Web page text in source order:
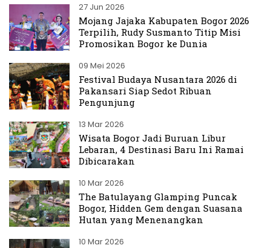
27 Jun 2026
Mojang Jajaka Kabupaten Bogor 2026
Terpilih, Rudy Susmanto Titip Misi
Promosikan Bogor ke Dunia
09 Mei 2026
Festival Budaya Nusantara 2026 di
Pakansari Siap Sedot Ribuan
Pengunjung
13 Mar 2026
Wisata Bogor Jadi Buruan Libur
Lebaran, 4 Destinasi Baru Ini Ramai
Dibicarakan
10 Mar 2026
The Batulayang Glamping Puncak
Bogor, Hidden Gem dengan Suasana
Hutan yang Menenangkan
10 Mar 2026